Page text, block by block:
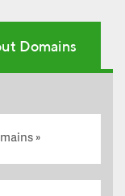
Domains